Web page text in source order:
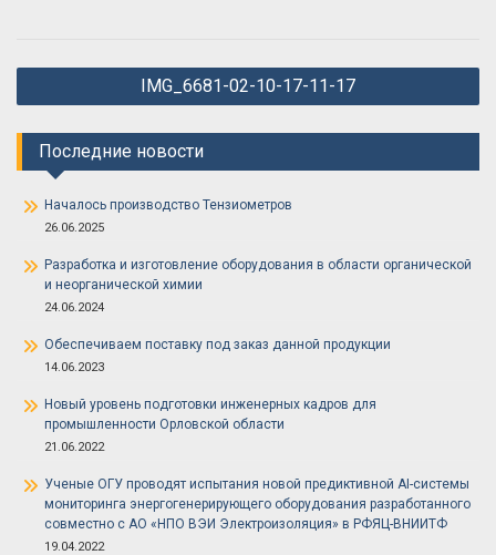
Навигация
по
записям
IMG_6681-02-10-17-11-17
Последние новости
Началось производство Тензиометров
26.06.2025
Разработка и изготовление оборудования в области органической
и неорганической химии
24.06.2024
Обеспечиваем поставку под заказ данной продукции
14.06.2023
Новый уровень подготовки инженерных кадров для
промышленности Орловской области
21.06.2022
Ученые ОГУ проводят испытания новой предиктивной AI-системы
мониторинга энергогенерирующего оборудования разработанного
совместно с АО «НПО ВЭИ Электроизоляция» в РФЯЦ-ВНИИТФ
19.04.2022